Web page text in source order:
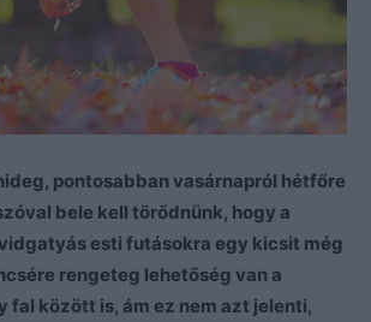
pontosabban vasárnapról hétfőre
bele kell törődnünk, hogy a
esti futásokra egy kicsit még
rengeteg lehetőség van a
fal között is, ám ez nem azt jelenti,